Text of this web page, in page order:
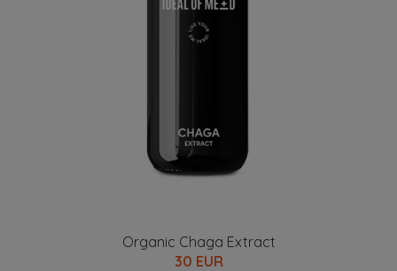
Organic Chaga Extract
30 EUR